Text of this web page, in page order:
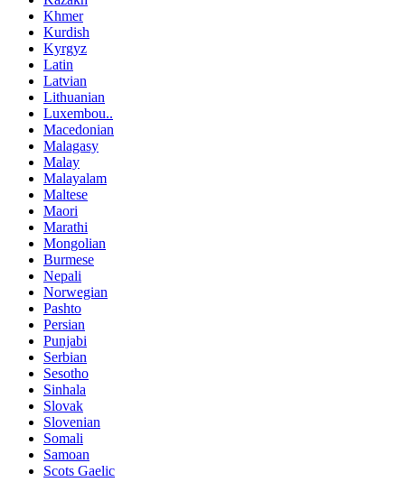
Khmer
Kurdish
Kyrgyz
Latin
Latvian
Lithuanian
Luxembou..
Macedonian
Malagasy
Malay
Malayalam
Maltese
Maori
Marathi
Mongolian
Burmese
Nepali
Norwegian
Pashto
Persian
Punjabi
Serbian
Sesotho
Sinhala
Slovak
Slovenian
Somali
Samoan
Scots Gaelic